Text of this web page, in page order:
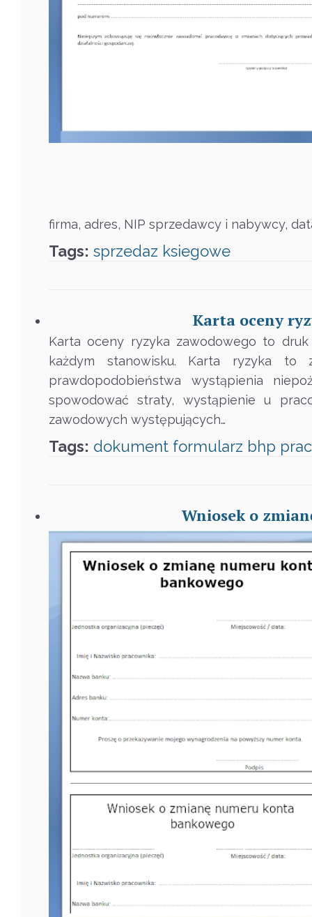
firma, adres, NIP sprzedawcy i nabywcy,
Tags: sprzedaz ksiegowe
Karta oceny
Karta oceny ryzyka zawodowego to
każdym stanowisku. Karta ryzyka to
prawdopodobieństwa wystąpienia
spowodować straty, wystąpienie u
zawodowych występujących…
Tags: dokument formularz bhp
Wniosek o